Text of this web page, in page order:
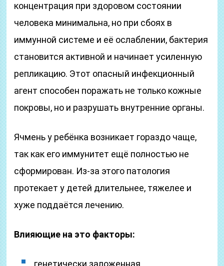
концентрация при здоровом состоянии
человека минимальна, но при сбоях в
иммунной системе и её ослаблении, бактерия
становится активной и начинает усиленную
репликацию. Этот опасный инфекционный
агент способен поражать не только кожные
покровы, но и разрушать внутренние органы.
Ячмень у ребёнка возникает гораздо чаще,
так как его иммунитет ещё полностью не
сформирован. Из-за этого патология
протекает у детей длительнее, тяжелее и
хуже поддаётся лечению.
Влияющие на это факторы:
генетически заложенная